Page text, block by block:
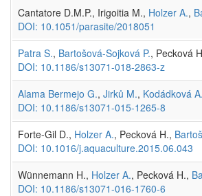
Cantatore D.M.P., Irigoitia M., Holzer A.,
DOI: 10.1051/parasite/2018051
Patra S., Bartošová-Sojková P., Pecková
DOI: 10.1186/s13071-018-2863-z
Alama Bermejo G., Jirků M., Kodádková A.
DOI: 10.1186/s13071-015-1265-8
Forte-Gil D., Holzer A., Pecková H.,
DOI: 10.1016/j.aquaculture.2015.06.043
Wünnemann H., Holzer A., Pecková H.,
DOI: 10.1186/s13071-016-1760-6